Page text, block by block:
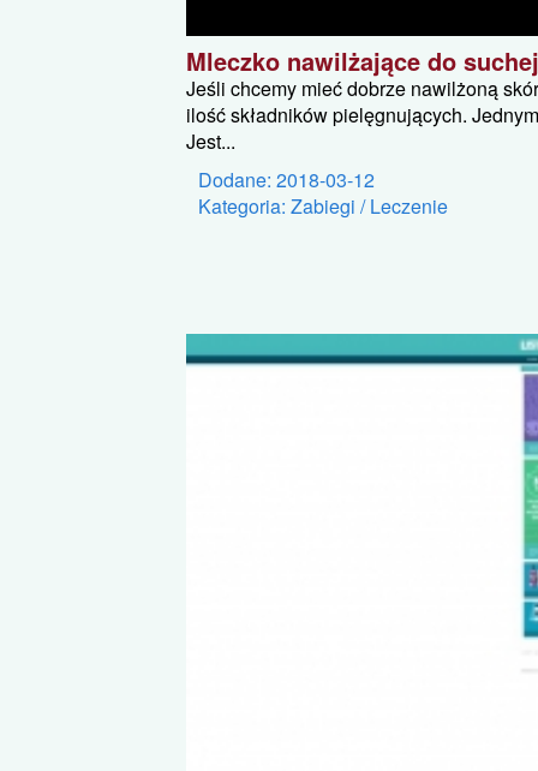
Mleczko nawilżające do
Jeśli chcemy mieć dobrze nawilżoną
ilość składników pielęgnujących.
Jest...
Dodane: 2018-03-12
Kategoria: Zabiegi / Leczenie